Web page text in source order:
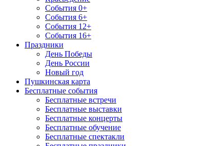
События 0+
События 6+
События 12+
События 16+
Праздники
День Победы
День России
Новый год
Пушкинская карта
Бесплатные события
Бесплатные встречи
Бесплатные выставки
Бесплатные концерты
Бесплатные обучение
Бесплатные спектакли